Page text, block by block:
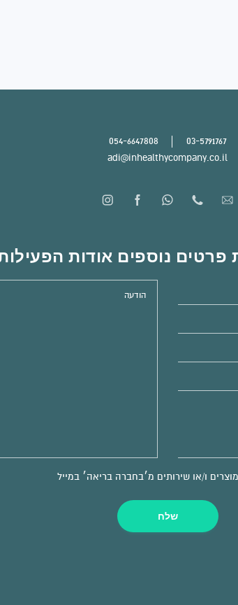
03-5791767
054-6647808
adi@inhealthycompany.co.il
נוספים אודות
ו/או שירותים מ׳בחברה בריאה׳ במייל
שלח